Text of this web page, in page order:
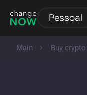
Pessoal
Main Buy crypto